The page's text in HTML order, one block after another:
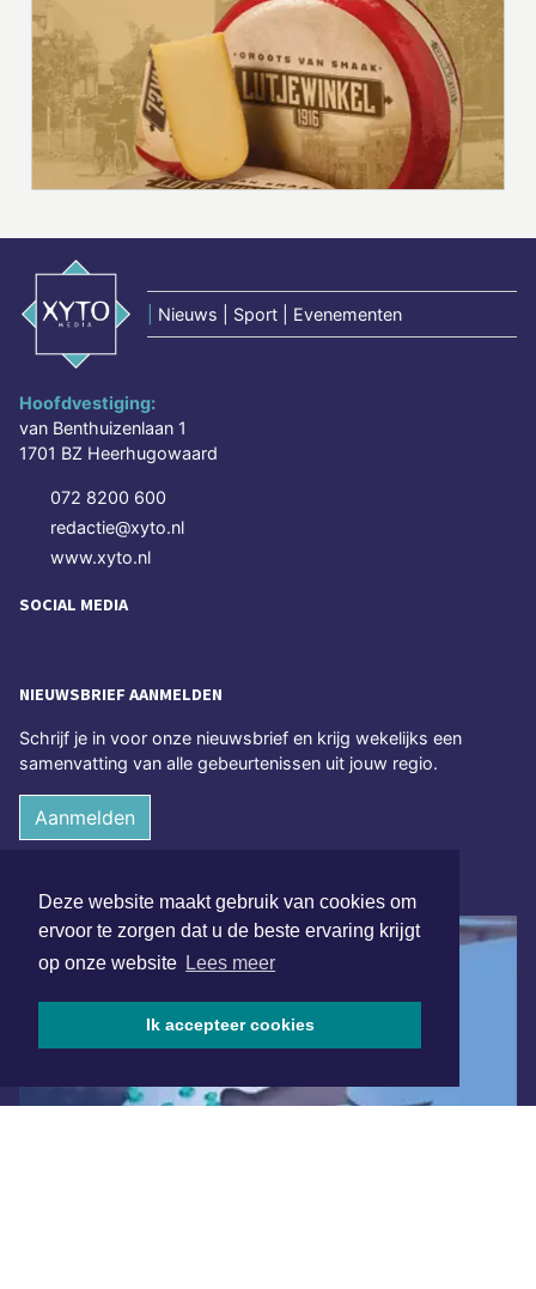
Deze website maakt gebruik van cookies om
ervoor te zorgen dat u de beste ervaring krijgt
op onze website Lees meer
Ik accepteer cookies
Nieuws | Sport | Evenementen
Hoofdvestiging:
van Benthuizenlaan 1
1701 BZ Heerhugowaard
072 8200 600
redactie@xyto.nl
www.xyto.nl
SOCIAL MEDIA
NIEUWSBRIEF AANMELDEN
Schrijf je in voor onze nieuwsbrief en krijg wekelijks een
samenvatting van alle gebeurtenissen uit jouw regio.
Aanmelden